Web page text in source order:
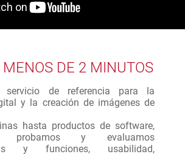
DE 2 MINUTOS
de referencia para la
y la creación de imágenes de
hasta productos de software,
probamos y evaluamos
y funciones, usabilidad,